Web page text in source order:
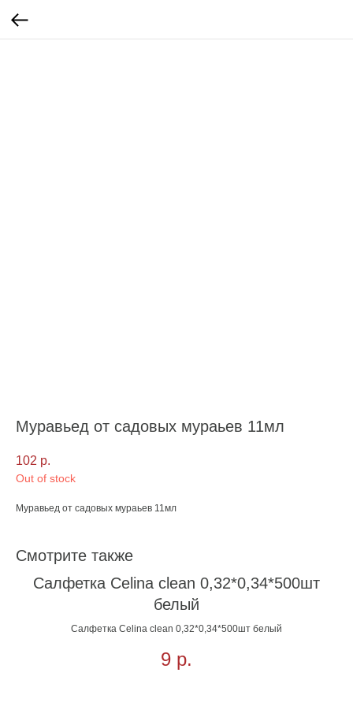
Муравьед от садовых мураьев 11мл
102 р.
Out of stock
Муравьед от садовых мураьев 11мл
Смотрите также
Салфетка Celina clean 0,32*0,34*500шт
белый
Салфетка Celina clean 0,32*0,34*500шт белый
9 р.